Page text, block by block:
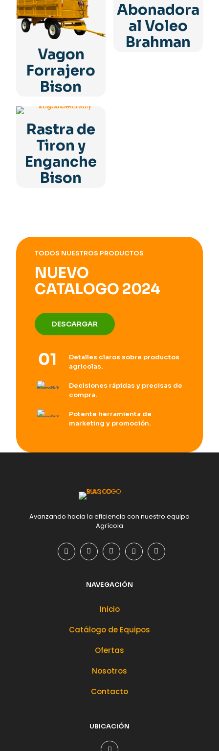
Vagon
Forrajero
Bison
Abonadora
al Voleo
Brahman
Rastra de
Tiron y
Enganche
Bison
TODOS NUESTROS PRODUCTOS
NUEVO
CATALOGO 2024
DESCARGAR
Detalles claros sobre productos
agrícolas.
Decisiones rápidas y precisas de
compra.
Potente herramienta de
marketing y promoción.
Avanzando hacia la eficiencia con nuestro equipo
Agrícola
NAVEGACIÓN
Inicio
Catálogo de Equipos
Ofertas
Nosotros
Contacto
UBICACIÓN